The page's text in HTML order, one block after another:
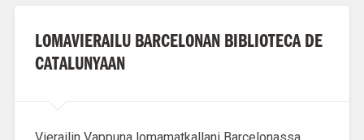
LOMAVIERAILU BARCELONAN BIBLIOTECA DE
CATALUNYAAN